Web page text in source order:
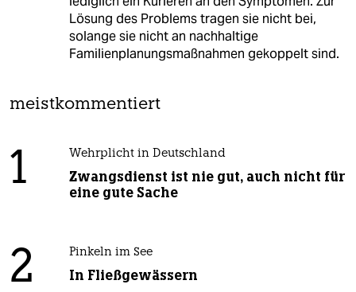
Lösung des Problems tragen sie nicht bei,
solange sie nicht an nachhaltige
Familienplanungsmaßnahmen gekoppelt sind.
meistkommentiert
1 Wehrplicht in Deutschland
Zwangsdienst ist nie gut, auch nicht für
eine gute Sache
2 Pinkeln im See
In Fließgewässern